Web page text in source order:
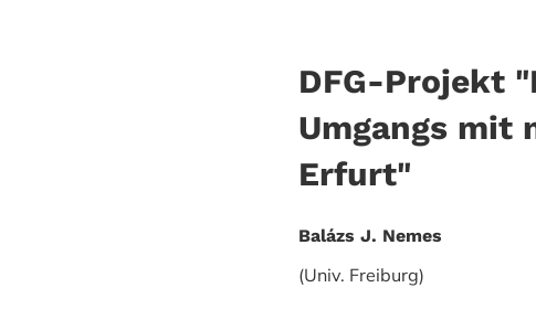
DFG-Projekt
Umgangs mit
Erfurt"
Balázs J. Nemes
(Univ. Freiburg)